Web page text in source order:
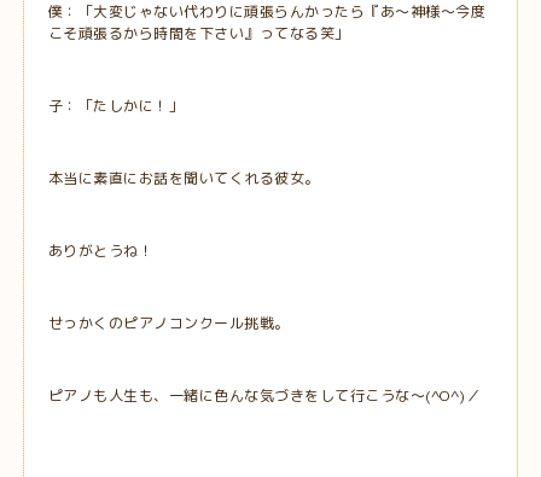
僕：「大変じゃない代わりに頑張らんかったら『あ～神様～今度
こそ頑張るから時間を下さい』ってなる笑」
子：「たしかに！」
本当に素直にお話を聞いてくれる彼女。
ありがとうね！
せっかくのピアノコンクール挑戦。
ピアノも人生も、一緒に色んな気づきをして行こうな～(^O^)／